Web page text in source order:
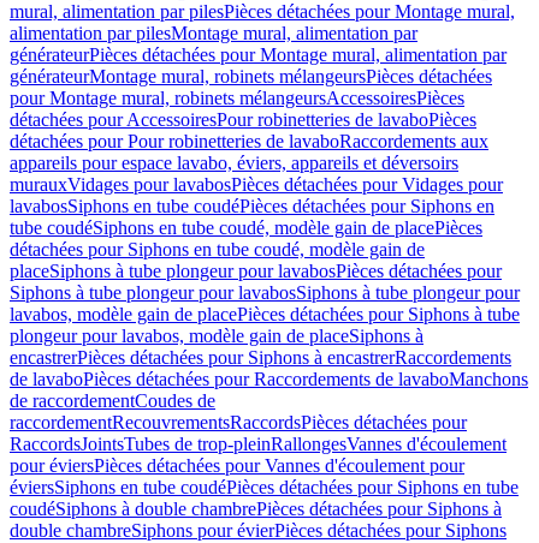
mural, alimentation par pilesPièces détachées pour Montage mural,
alimentation par pilesMontage mural, alimentation par
générateurPièces détachées pour Montage mural, alimentation par
générateurMontage mural, robinets mélangeursPièces détachées
pour Montage mural, robinets mélangeursAccessoiresPièces
détachées pour AccessoiresPour robinetteries de lavaboPièces
détachées pour Pour robinetteries de lavaboRaccordements aux
appareils pour espace lavabo, éviers, appareils et déversoirs
murauxVidages pour lavabosPièces détachées pour Vidages pour
lavabosSiphons en tube coudéPièces détachées pour Siphons en
tube coudéSiphons en tube coudé, modèle gain de placePièces
détachées pour Siphons en tube coudé, modèle gain de
placeSiphons à tube plongeur pour lavabosPièces détachées pour
Siphons à tube plongeur pour lavabosSiphons à tube plongeur pour
lavabos, modèle gain de placePièces détachées pour Siphons à tube
plongeur pour lavabos, modèle gain de placeSiphons à
encastrerPièces détachées pour Siphons à encastrerRaccordements
de lavaboPièces détachées pour Raccordements de lavaboManchons
de raccordementCoudes de
raccordementRecouvrementsRaccordsPièces détachées pour
RaccordsJointsTubes de trop-pleinRallongesVannes d'écoulement
pour éviersPièces détachées pour Vannes d'écoulement pour
éviersSiphons en tube coudéPièces détachées pour Siphons en tube
coudéSiphons à double chambrePièces détachées pour Siphons à
double chambreSiphons pour évierPièces détachées pour Siphons